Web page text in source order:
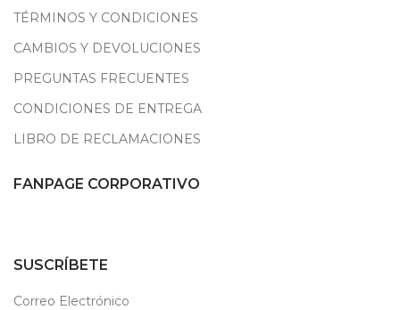
TÉRMINOS Y CONDICIONES
CAMBIOS Y DEVOLUCIONES
PREGUNTAS FRECUENTES
CONDICIONES DE ENTREGA
LIBRO DE RECLAMACIONES
FANPAGE CORPORATIVO
SUSCRÍBETE
Correo Electrónico